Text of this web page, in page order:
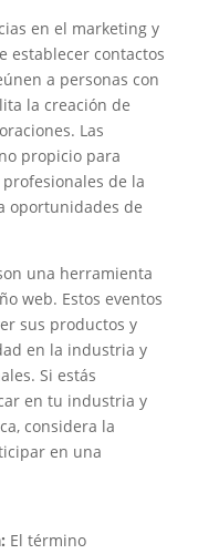
en el marketing y
establecer contactos
a personas con
la creación de
Las
propicio para
de la
oportunidades de
una herramienta
web. Estos eventos
sus productos y
en la industria y
Si estás
en tu industria y
considera la
en una
El término